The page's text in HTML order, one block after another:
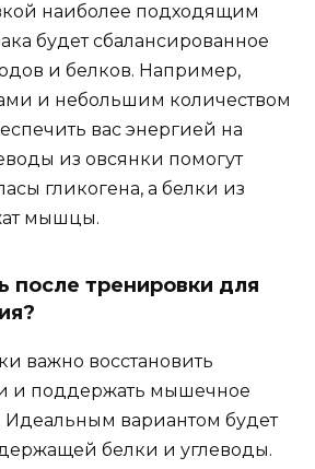
наиболее подходящим
будет сбалансированное
и белков. Например,
и небольшим количеством
вас энергией на
из овсянки помогут
гликогена, а белки из
мышцы.
после тренировки для
важно восстановить
и поддержать мышечное
Идеальным вариантом будет
белки и углеводы.